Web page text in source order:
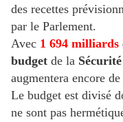
des recettes
par le Parlement.
Avec 1 694 milliards
budget de la
augmentera encore
Le budget est divisé
ne sont pas